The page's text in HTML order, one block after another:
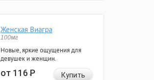
Женская Виагра
100мг
Новые, яркие ощущения для
девушек и женщин.
от 116Р Купить